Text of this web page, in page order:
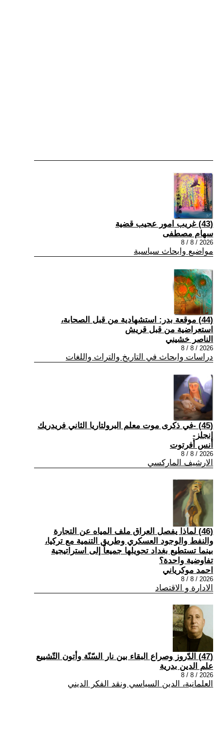
(43) غريب امور عجيب قضية
سهام مصطفى
2026 / 8 / 8
مواضيع وابحاث سياسية
(44) موقعة بدر: استشهادية من قبل الصحابة،
استعراضية من قبل قريش
الناصر خشيني
2026 / 8 / 8
دراسات وابحاث في التاريخ والتراث واللغات
(45) -في ذكرى موت معلم البرولتاريا الثاني فريدريك
إنجلز-
أنس أفرتوت
2026 / 8 / 8
الارشيف الماركسي
(46) لماذا يفصل العراق ملف المياه عن التجارة
والنفط والوجود العسكري وطريق التنمية مع تركيا،
بينما تستطيع بغداد تحويلها جميعاً إلى استراتيجية
تفاوضية واحدة؟
احمد موكرياني
2026 / 8 / 8
الادارة و الاقتصاد
(47) الدّروز وصراع البقاء بين نار السّنّة وأتون التّشييع
علم الدين بدرية
2026 / 8 / 8
العلمانية، الدين السياسي ونقد الفكر الديني